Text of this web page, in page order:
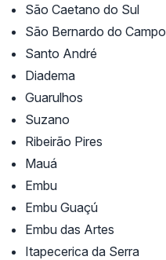
São Caetano do Sul
São Bernardo do Campo
Santo André
Diadema
Guarulhos
Suzano
Ribeirão Pires
Mauá
Embu
Embu Guaçú
Embu das Artes
Itapecerica da Serra